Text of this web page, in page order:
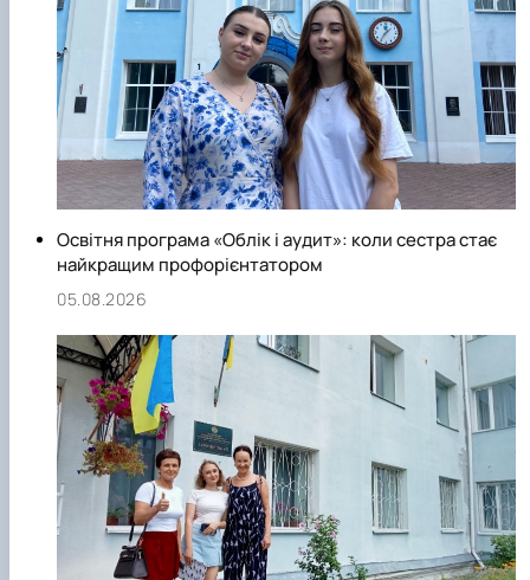
Освітня програма «Облік і аудит»: коли сестра стає
найкращим профорієнтатором
05.08.2026